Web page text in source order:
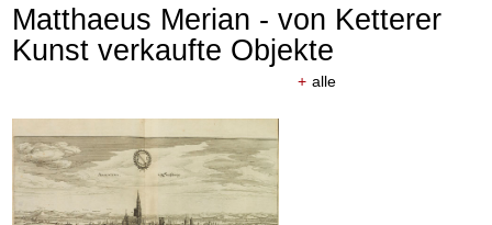
Matthaeus Merian - von Ketterer
Kunst verkaufte Objekte
+ alle